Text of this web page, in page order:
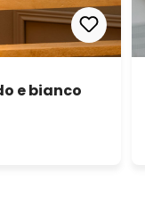
e bianco